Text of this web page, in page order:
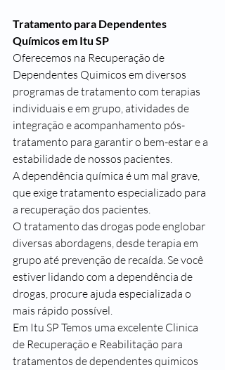
Tratamento para Dependentes
Químicos em Itu SP
Oferecemos na Recuperação de
Dependentes Quimicos em diversos
programas de tratamento com terapias
individuais e em grupo, atividades de
integração e acompanhamento pós-
tratamento para garantir o bem-estar e a
estabilidade de nossos pacientes.
A dependência química é um mal grave,
que exige tratamento especializado para
a recuperação dos pacientes.
O tratamento das drogas pode englobar
diversas abordagens, desde terapia em
grupo até prevenção de recaída. Se você
estiver lidando com a dependência de
drogas, procure ajuda especializada o
mais rápido possível.
Em Itu SP Temos uma excelente Clinica
de Recuperação e Reabilitação para
tratamentos de dependentes quimicos